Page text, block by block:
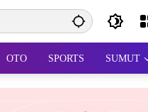
OTO SPORTS SUMUT